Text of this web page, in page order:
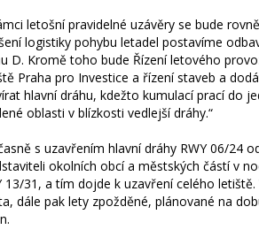
letošní pravidelné uzávěry se bude
logistiky pohybu letadel postavíme
D. Kromě toho bude Řízení letového
Praha pro Investice a řízení staveb a
hlavní dráhu, kdežto kumulací prací do
oblasti v blízkosti vedlejší dráhy.“
s uzavřením hlavní dráhy RWY 06/24
okolních obcí a městských částí v
13/31, a tím dojde k uzavření celého
dále pak lety zpožděné, plánované na